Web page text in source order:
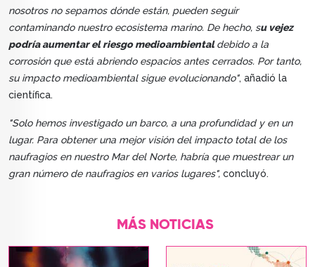
nosotros no sepamos dónde están, pueden seguir
contaminando nuestro ecosistema marino. De hecho, su vejez
podría aumentar el riesgo medioambientaldebido a la
corrosión que está abriendo espacios antes cerrados. Por tanto,
su impacto medioambiental sigue evolucionando", añadió la
científica.
"Solo hemos investigado un barco, a una profundidad y en un
lugar. Para obtener una mejor visión del impacto total de los
naufragios en nuestro Mar del Norte, habría que muestrear un
gran número de naufragios en varios lugares", concluyó.
MÁS NOTICIAS